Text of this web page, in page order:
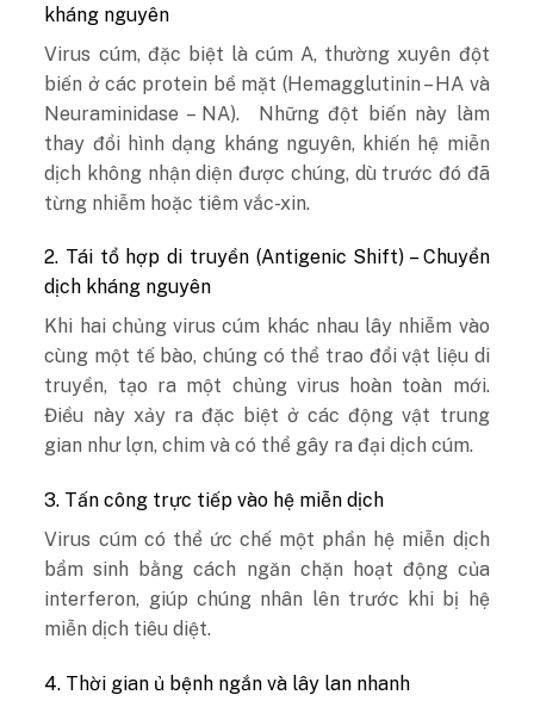
kháng nguyên
Virus cúm, đặc biệt là cúm A, thường xuyên đột
biến ở các protein bề mặt (Hemagglutinin – HA và
Neuraminidase – NA). Những đột biến này làm
thay đổi hình dạng kháng nguyên, khiến hệ miễn
dịch không nhận diện được chúng, dù trước đó đã
từng nhiễm hoặc tiêm vắc-xin.
2. Tái tổ hợp di truyền (Antigenic Shift) – Chuyển
dịch kháng nguyên
Khi hai chủng virus cúm khác nhau lây nhiễm vào
cùng một tế bào, chúng có thể trao đổi vật liệu di
truyền, tạo ra một chủng virus hoàn toàn mới.
Điều này xảy ra đặc biệt ở các động vật trung
gian như lợn, chim và có thể gây ra đại dịch cúm.
3. Tấn công trực tiếp vào hệ miễn dịch
Virus cúm có thể ức chế một phần hệ miễn dịch
bẩm sinh bằng cách ngăn chặn hoạt động của
interferon, giúp chúng nhân lên trước khi bị hệ
miễn dịch tiêu diệt.
4. Thời gian ủ bệnh ngắn và lây lan nhanh